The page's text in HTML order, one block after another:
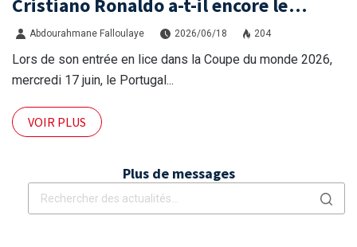
Cristiano Ronaldo a-t-il encore le
niveau international ?
Abdourahmane Falloulaye 2026/06/18 204
Lors de son entrée en lice dans la Coupe du monde 2026,
mercredi 17 juin, le Portugal...
VOIR PLUS
Plus de messages